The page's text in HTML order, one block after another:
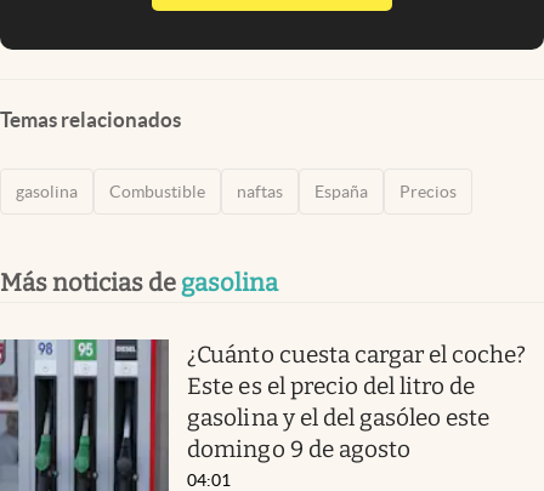
Temas relacionados
gasolina Combustible naftas España Precios
Más noticias de gasolina
¿Cuánto cuesta cargar el coche?
Este es el precio del litro de
gasolina y el del gasóleo este
domingo 9 de agosto
04:01